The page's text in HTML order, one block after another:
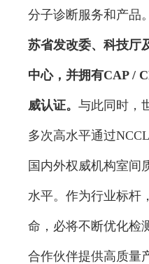
分子诊断服务和产品。
苏省发改委、科技厅
中心，并拥有CAP /
威认证。 与此同时，
多次高水平通过
国内外权威机构室间
水平。作为行业标杆
命，必将不断优化检
合作伙伴提供高质量